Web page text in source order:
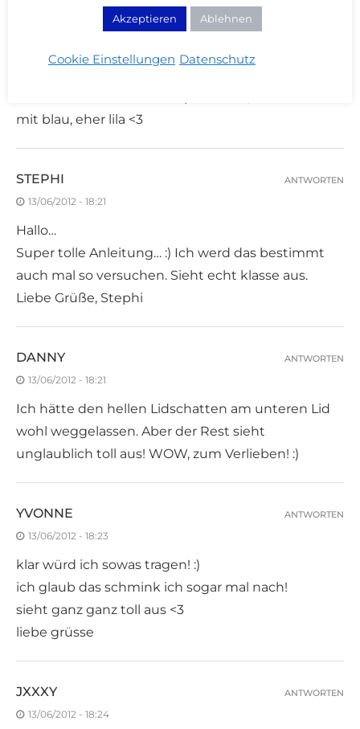
13/06/2012 - 18:20
mit blau, eher lila <3
STEPHI
13/06/2012 - 18:21
Hallo…
Super tolle Anleitung… :) Ich werd das bestimmt
auch mal so versuchen. Sieht echt klasse aus.
Liebe Grüße, Stephi
ANTWORTEN
DANNY
13/06/2012 - 18:21
Ich hätte den hellen Lidschatten am unteren Lid
wohl weggelassen. Aber der Rest sieht
unglaublich toll aus! WOW, zum Verlieben! :)
ANTWORTEN
YVONNE
13/06/2012 - 18:23
klar würd ich sowas tragen! :)
ich glaub das schmink ich sogar mal nach!
sieht ganz ganz toll aus <3
liebe grüsse
ANTWORTEN
JXXXY
13/06/2012 - 18:24
ANTWORTEN
Akzeptieren Ablehnen
Cookie Einstellungen Datenschutz